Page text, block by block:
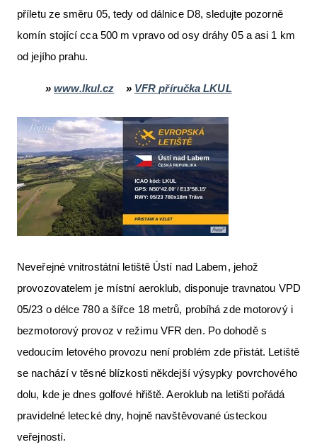
příletu ze směru 05, tedy od dálnice D8, sledujte pozorně
komín stojící cca 500 m vpravo od osy dráhy 05 a asi 1 km
od jejího prahu.
» www.lkul.cz » VFR příručka LKUL
Neveřejné vnitrostátní letiště Ústí nad Labem, jehož
provozovatelem je místní aeroklub, disponuje travnatou VPD
05/23 o délce 780 a šířce 18 metrů, probíhá zde motorový i
bezmotorový provoz v režimu VFR den. Po dohodě s
vedoucím letového provozu není problém zde přistát. Letiště
se nachází v těsné blízkosti někdejší výsypky povrchového
dolu, kde je dnes golfové hřiště. Aeroklub na letišti pořádá
pravidelné letecké dny, hojně navštěvované ústeckou
veřejností.